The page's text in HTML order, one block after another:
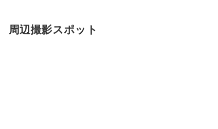
周辺撮影スポット